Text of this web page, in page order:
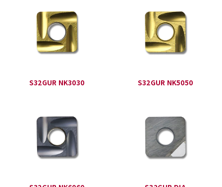
S32GUR NK3030 S32GUR NK5050